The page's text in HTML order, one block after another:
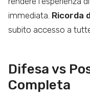
immediata. Ricorda
subito accesso a
Difesa vs
Completa